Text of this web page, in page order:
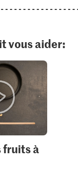
Apéro
grillées et
vous aider:
fruits à